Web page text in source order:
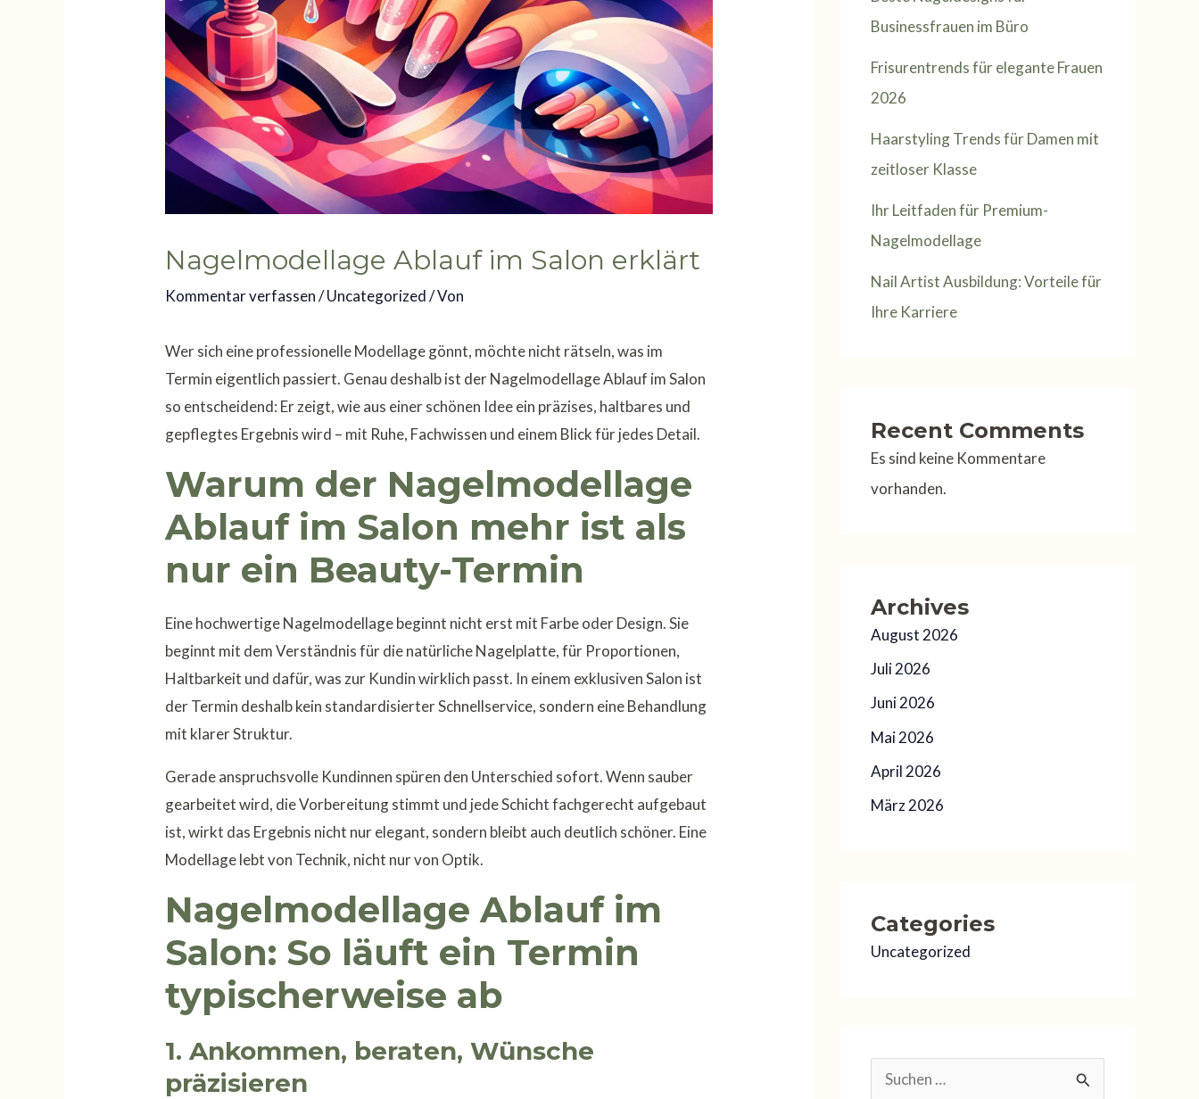
Nagelmodellage Ablauf im Salon erklärt
Kommentar verfassen /Uncategorized/ Von
Wer sich eine professionelle Modellage gönnt, möchte nicht rätseln, was im
Termin eigentlich passiert. Genau deshalb ist der Nagelmodellage Ablauf im Salon
so entscheidend: Er zeigt, wie aus einer schönen Idee ein präzises, haltbares und
gepflegtes Ergebnis wird – mit Ruhe, Fachwissen und einem Blick für jedes Detail.
Warum der Nagelmodellage
Ablauf im Salon mehr ist als
nur ein Beauty-Termin
Eine hochwertige Nagelmodellage beginnt nicht erst mit Farbe oder Design. Sie
beginnt mit dem Verständnis für die natürliche Nagelplatte, für Proportionen,
Haltbarkeit und dafür, was zur Kundin wirklich passt. In einem exklusiven Salon ist
der Termin deshalb kein standardisierter Schnellservice, sondern eine Behandlung
mit klarer Struktur.
Gerade anspruchsvolle Kundinnen spüren den Unterschied sofort. Wenn sauber
gearbeitet wird, die Vorbereitung stimmt und jede Schicht fachgerecht aufgebaut
ist, wirkt das Ergebnis nicht nur elegant, sondern bleibt auch deutlich schöner. Eine
Modellage lebt von Technik, nicht nur von Optik.
Nagelmodellage Ablauf im
Salon: So läuft ein Termin
typischerweise ab
1. Ankommen, beraten, Wünsche
präzisieren
Businessfrauen im Büro
Frisurentrends für elegante Frauen
2026
Haarstyling Trends für Damen mit
zeitloser Klasse
Ihr Leitfaden für Premium-
Nagelmodellage
Nail Artist Ausbildung: Vorteile für
Ihre Karriere
Recent Comments
Es sind keine Kommentare
vorhanden.
Archives
August 2026
Juli 2026
Juni 2026
Mai 2026
April 2026
März 2026
Categories
Uncategorized